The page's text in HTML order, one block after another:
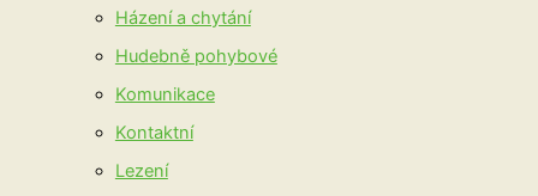
Házení a chytání
Hudebně pohybové
Komunikace
Kontaktní
Lezení